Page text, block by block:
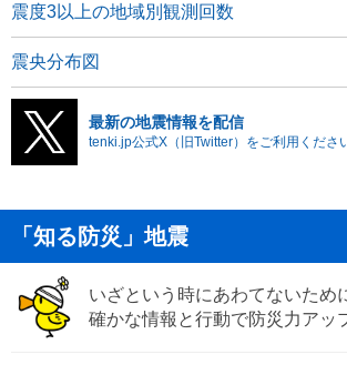
震度3以上の地域別観測回数
震央分布図
最新の地震情報を配信
tenki.jp公式X（旧Twitter）をご利用くださ
「知る防災」地震
いざという時にあわてないため
確かな情報と行動で防災力アッ